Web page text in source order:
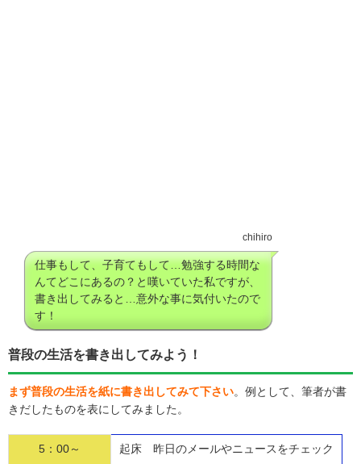
chihiro
仕事もして、子育てもして…勉強する時間な
んてどこにあるの？と嘆いていた私ですが、
書き出してみると…意外な事に気付いたので
す！
普段の生活を書き出してみよう！
まず普段の生活を紙に書き出してみて下さい。例として、筆者が書
きだしたものを表にしてみました。
5：00～ 起床 昨日のメールやニュースをチェック